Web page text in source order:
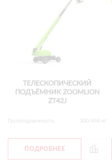
ТЕЛЕСКОПИЧЕСКИЙ
ПОДЪЁМНИК ZOOMLION
ZT42J
Грузоподъемность 300/454 кг
ПОДРОБНЕЕ